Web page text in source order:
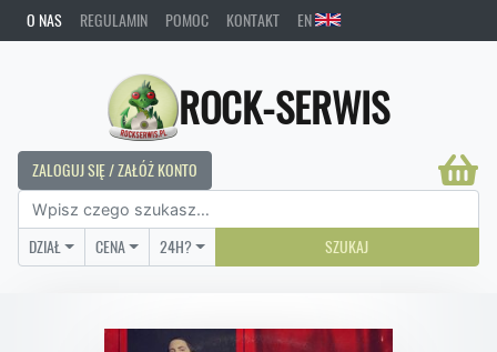
O NAS REGULAMIN POMOC KONTAKT EN
ROCK-SERWIS
ZALOGUJ SIĘ / ZAŁÓŻ KONTO
DZIAŁ CENA 24H? SZUKAJ